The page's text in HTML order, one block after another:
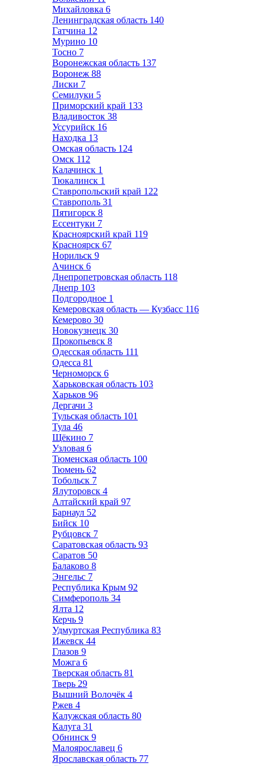
Михайловка 6
Ленинградская область 140
Гатчина 12
Мурино 10
Тосно 7
Воронежская область 137
Воронеж 88
Лиски 7
Семилуки 5
Приморский край 133
Владивосток 38
Уссурийск 16
Находка 13
Омская область 124
Омск 112
Калачинск 1
Тюкалинск 1
Ставропольский край 122
Ставрополь 31
Пятигорск 8
Ессентуки 7
Красноярский край 119
Красноярск 67
Норильск 9
Ачинск 6
Днепропетровская область 118
Днепр 103
Подгородное 1
Кемеровская область — Кузбасс 116
Кемерово 30
Новокузнецк 30
Прокопьевск 8
Одесская область 111
Одесса 81
Черноморск 6
Харьковская область 103
Харьков 96
Дергачи 3
Тульская область 101
Тула 46
Щёкино 7
Узловая 6
Тюменская область 100
Тюмень 62
Тобольск 7
Ялуторовск 4
Алтайский край 97
Барнаул 52
Бийск 10
Рубцовск 7
Саратовская область 93
Саратов 50
Балаково 8
Энгельс 7
Республика Крым 92
Симферополь 34
Ялта 12
Керчь 9
Удмуртская Республика 83
Ижевск 44
Глазов 9
Можга 6
Тверская область 81
Тверь 29
Вышний Волочёк 4
Ржев 4
Калужская область 80
Калуга 31
Обнинск 9
Малоярославец 6
Ярославская область 77